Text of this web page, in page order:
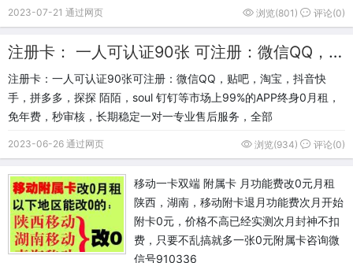
2023-07-21 通过网页 浏览(801) 评论(0)
注册卡： 一人可认证90张 可注册：微信QQ，贴吧，淘宝，抖音快手，拼多多，探探 陌陌，soul 钉钉等市场上99%的APP
注册卡：一人可认证90张可注册：微信QQ，贴吧，淘宝，抖音快
手，拼多多，探探 陌陌，soul 钉钉等市场上99%的APP终身0月租，
免年费，秒审核，长期稳定一对一专业售后服务，全部
2023-06-26 通过网页 浏览(934) 评论(0)
移动一卡双端 附属卡 月功能费改0元月租
陕西，湖南，移动附卡退月功能费次月开始
附卡0元，价格不高已经实测次月封神不扣
费，只要不乱搞就多一张0元附属卡咨询微
信号910336